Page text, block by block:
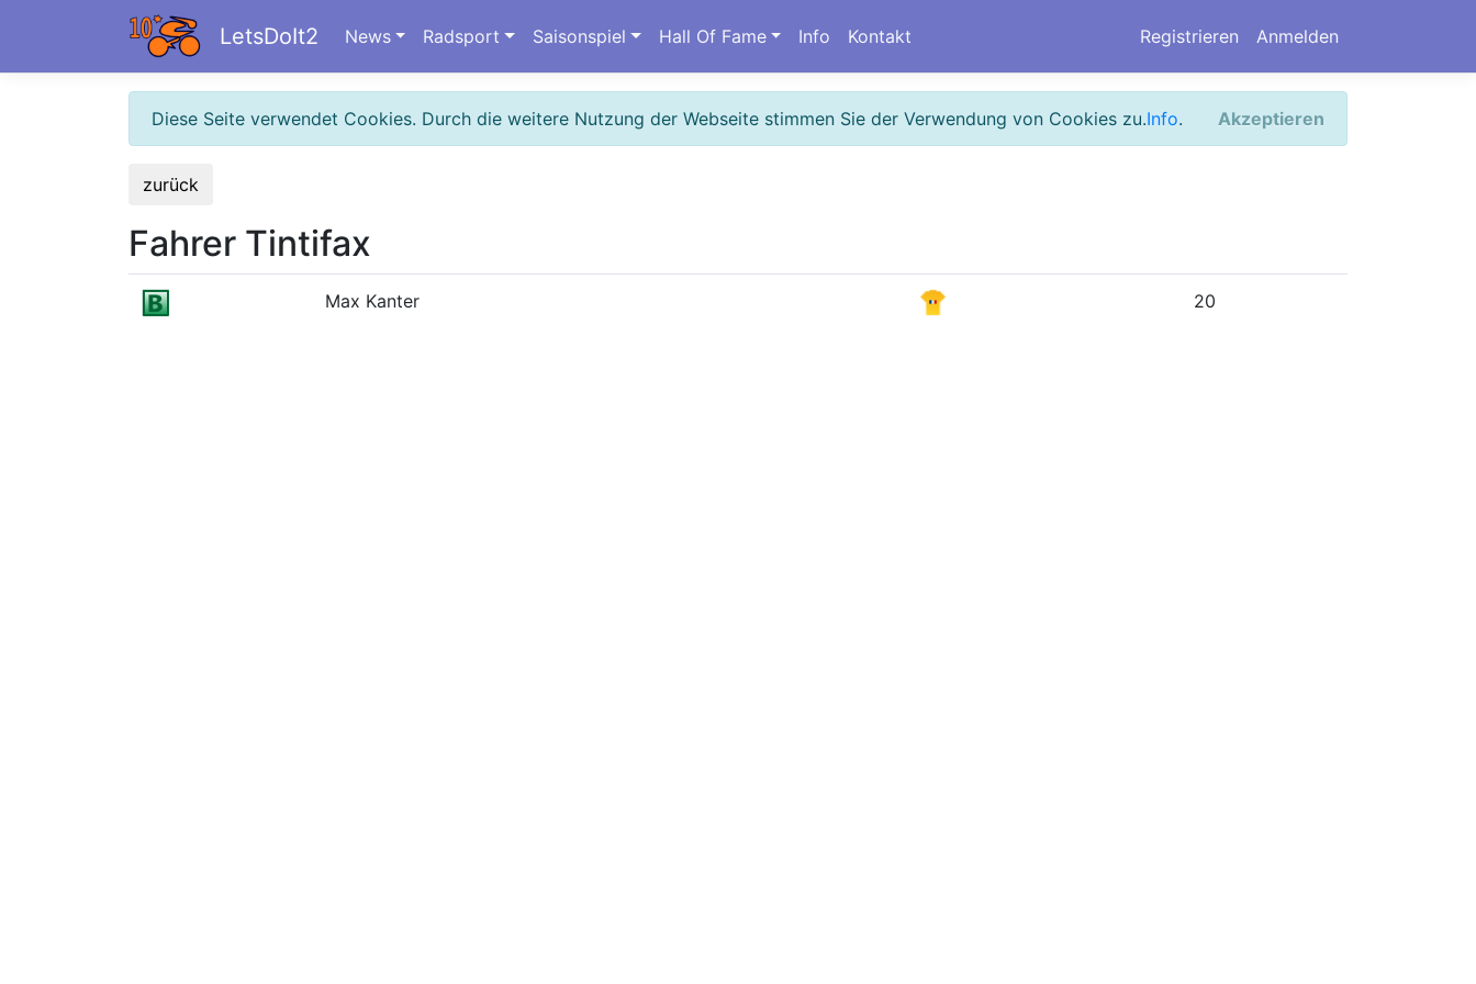
LetsDoIt2 Registrieren Anmelden
News Radsport Saisonspiel Hall Of Fame Info Kontakt
Diese Seite verwendet Cookies. Durch die weitere Nutzung der Webseite stimmen Sie der Verwendung von Cookies zu.Info. Akzeptieren
zurück
Fahrer Tintifax
Max Kanter 20